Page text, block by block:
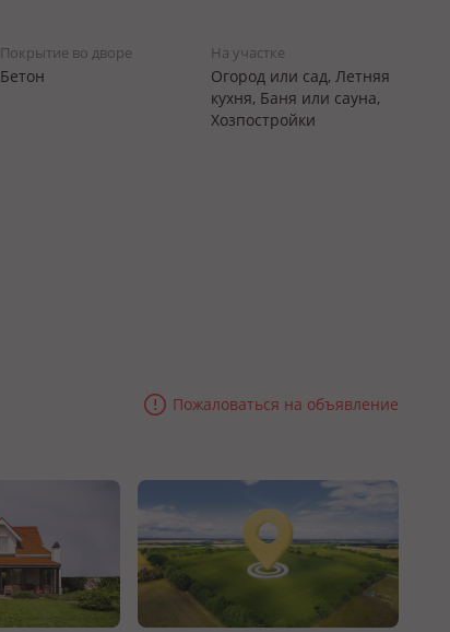
Покрытие во дворе
Бетон
На участке
Огород или сад, Летняя
кухня, Баня или сауна,
Хозпостройки
Пожаловаться на объявление